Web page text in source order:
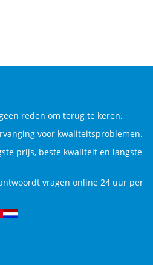
reden om terug te keren.
voor kwaliteitsproblemen.
prijs, beste kwaliteit en langste
vragen online 24 uur per